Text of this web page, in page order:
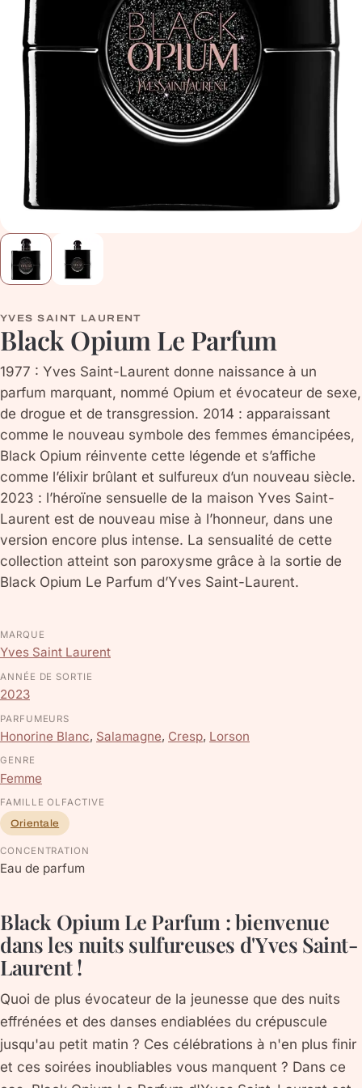
YVES SAINT LAURENT
Black Opium Le Parfum
1977 : Yves Saint-Laurent donne naissance à un
parfum marquant, nommé Opium et évocateur de sexe,
de drogue et de transgression. 2014 : apparaissant
comme le nouveau symbole des femmes émancipées,
Black Opium réinvente cette légende et s’affiche
comme l’élixir brûlant et sulfureux d’un nouveau siècle.
2023 : l’héroïne sensuelle de la maison Yves Saint-
Laurent est de nouveau mise à l’honneur, dans une
version encore plus intense. La sensualité de cette
collection atteint son paroxysme grâce à la sortie de
Black Opium Le Parfum d’Yves Saint-Laurent.
MARQUE
Yves Saint Laurent
ANNÉE DE SORTIE
2023
PARFUMEURS
Honorine Blanc, Salamagne, Cresp, Lorson
GENRE
Femme
FAMILLE OLFACTIVE
Orientale
CONCENTRATION
Eau de parfum
Black Opium Le Parfum : bienvenue
dans les nuits sulfureuses d'Yves Saint-
Laurent !
Quoi de plus évocateur de la jeunesse que des nuits
effrénées et des danses endiablées du crépuscule
jusqu'au petit matin ? Ces célébrations à n'en plus finir
et ces soirées inoubliables vous manquent ? Dans ce